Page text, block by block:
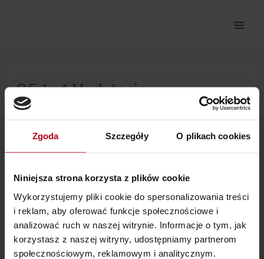
Zgoda Szczegóły O plikach cookies
Niniejsza strona korzysta z plików cookie
Wykorzystujemy pliki cookie do spersonalizowania treści
i reklam, aby oferować funkcje społecznościowe i
analizować ruch w naszej witrynie. Informacje o tym, jak
korzystasz z naszej witryny, udostępniamy partnerom
społecznościowym, reklamowym i analitycznym.
OE 1_4 Medytacja
Zagęszczania Aury
Nie można pokazać tej sekcji, ponieważ nie jesteś